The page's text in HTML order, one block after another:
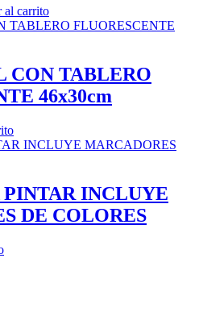
al carrito
CON TABLERO
46x30cm
PINTAR INCLUYE
DE COLORES